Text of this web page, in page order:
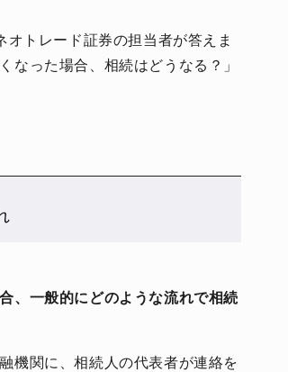
トレード証券の担当者が答えま
なった場合、相続はどうなる？」
、一般的にどのような流れで相続
機関に、相続人の代表者が連絡を